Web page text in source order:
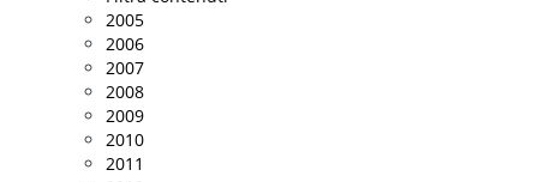
2005
2006
2007
2008
2009
2010
2011